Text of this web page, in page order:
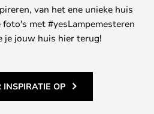
van het ene unieke huis
foto's met #yesLampemesteren
je jouw huis hier terug!
INSPIRATIE OP